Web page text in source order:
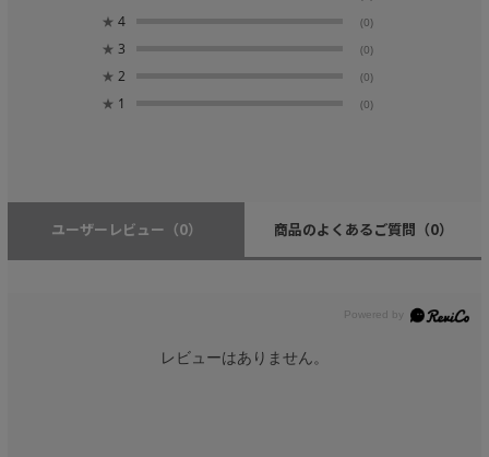
★ 4 (0)
★ 3 (0)
★ 2 (0)
★ 1 (0)
ユーザーレビュー （0） 商品のよくあるご質問 （0）
レビューはありません。